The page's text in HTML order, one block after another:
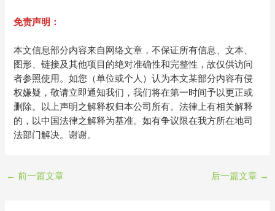
免责声明：
本文信息部分内容来自网络文章，不保证所有信息、文本、
图形、链接及其他项目的绝对准确性和完整性，故仅供访问
者参照使用。如您（单位或个人）认为本文某部分内容有侵
权嫌疑，敬请立即通知我们，我们将在第一时间予以更正或
删除。以上声明之解释权归本公司所有。法律上有相关解释
的，以中国法律之解释为基准。如有争议限在我方所在地司
法部门解决。谢谢。
← 前一篇文章 后一篇文章 →